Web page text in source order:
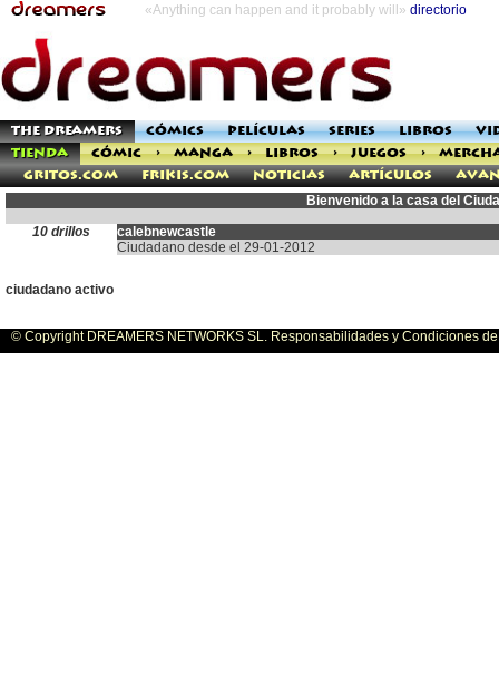
«Anything can happen and it probably will» directorio
THE DREAMERS CÓMICS PELÍCULAS SERIES LIBROS
TIENDA
CÓMIC > MANGA > LIBROS > JUEGOS >
Gritos.com
Frikis.com Noticias Artículos
Bienvenido a la casa del
10 drillos
calebnewcastle
Ciudadano desde el 29-01-2012
ciudadano activo
© Copyright DREAMERS NETWORKS SL. Responsabilidades y Condiciones